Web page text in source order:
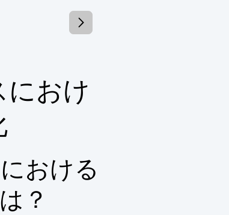
におけ
おける
？